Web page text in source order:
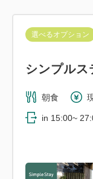
選べるオプション
シンプルス
朝食
in 15:00~